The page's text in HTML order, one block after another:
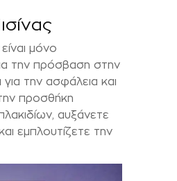
μόνο
την πρόσβαση στην
για την ασφάλεια και
προσθήκη
αυξάνετε
εμπλουτίζετε την